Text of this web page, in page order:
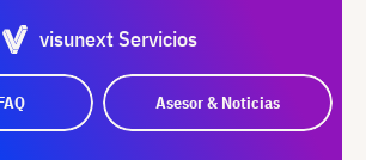
visunext Servicios
Asesor & Noticias